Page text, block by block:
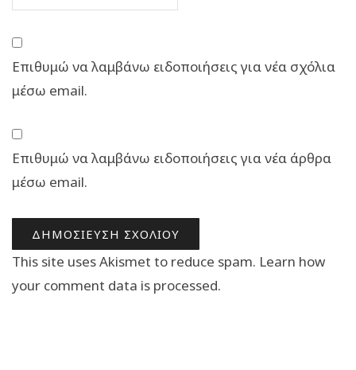
Επιθυμώ να λαμβάνω ειδοποιήσεις για νέα σχόλια
μέσω email.
Επιθυμώ να λαμβάνω ειδοποιήσεις για νέα άρθρα
μέσω email.
This site uses Akismet to reduce spam. Learn how
your comment data is processed.